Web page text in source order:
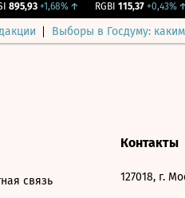
895,93 +1,68%↑ RGBI 115,37 +0,43%↑
Выборы в Госдуму:
связь
Контакты
127018, г.